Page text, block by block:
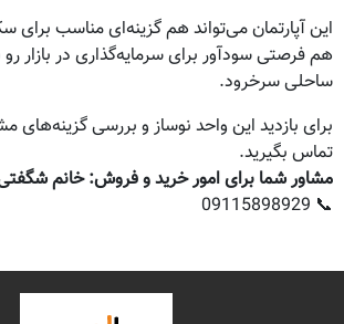
این آپارتمان می‌تواند هم گزینه‌ای مناسب برای
هم فرصتی سودآور برای سرمایه‌گذاری در بازار
ساحلی سرخرود.
برای بازدید این واحد نوساز و بررسی گزینه‌های
تماس بگیرید.
مشاور شما برای امور خرید و فروش: خانم
📞 09115898929